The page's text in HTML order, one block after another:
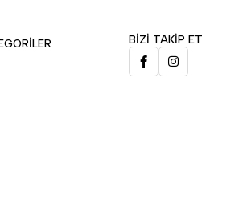
BİZİ TAKİP ET